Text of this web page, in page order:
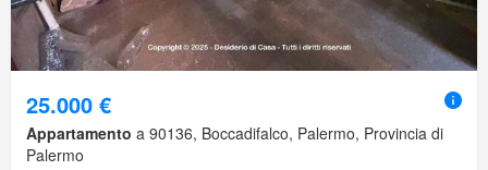
25.000 €
Appartamento a 90136, Boccadifalco, Palermo, Provincia di
Palermo